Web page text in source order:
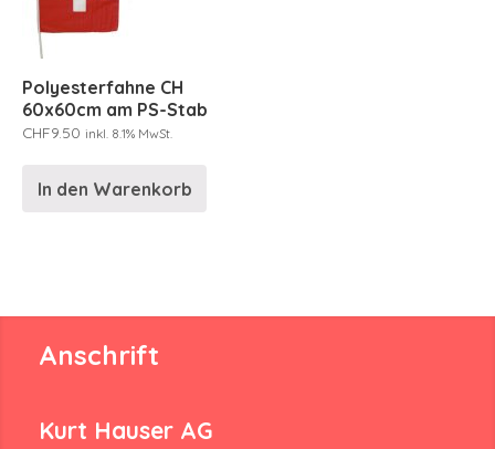
Polyesterfahne CH
60x60cm am PS-Stab
CHF9.50 inkl. 8.1% MwSt.
In den Warenkorb
Anschrift
Kurt Hauser AG